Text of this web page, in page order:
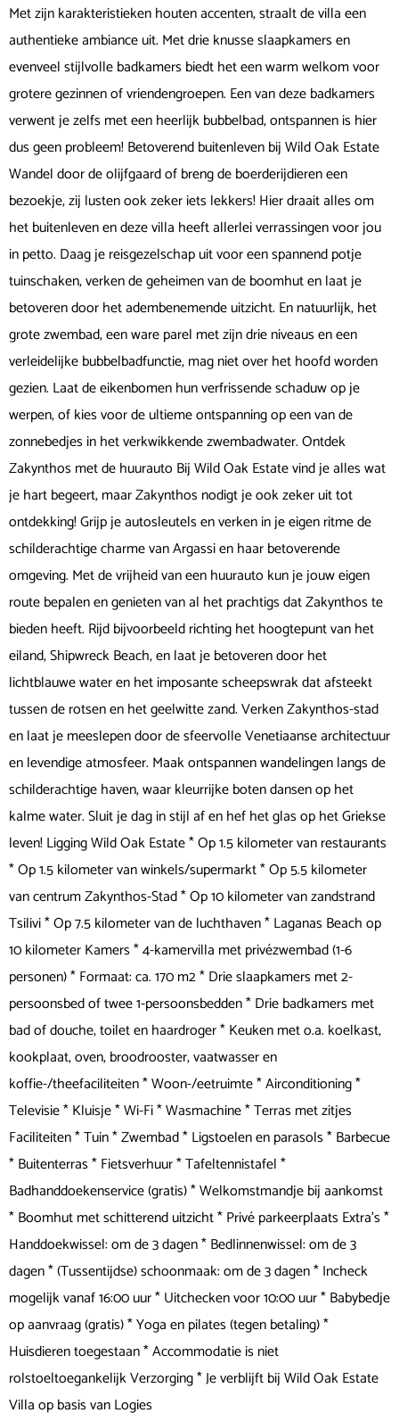
Met zijn karakteristieken houten accenten, straalt de villa een
authentieke ambiance uit. Met drie knusse slaapkamers en
evenveel stijlvolle badkamers biedt het een warm welkom voor
grotere gezinnen of vriendengroepen. Een van deze badkamers
verwent je zelfs met een heerlijk bubbelbad, ontspannen is hier
dus geen probleem! Betoverend buitenleven bij Wild Oak Estate
Wandel door de olijfgaard of breng de boerderijdieren een
bezoekje, zij lusten ook zeker iets lekkers! Hier draait alles om
het buitenleven en deze villa heeft allerlei verrassingen voor jou
in petto. Daag je reisgezelschap uit voor een spannend potje
tuinschaken, verken de geheimen van de boomhut en laat je
betoveren door het adembenemende uitzicht. En natuurlijk, het
grote zwembad, een ware parel met zijn drie niveaus en een
verleidelijke bubbelbadfunctie, mag niet over het hoofd worden
gezien. Laat de eikenbomen hun verfrissende schaduw op je
werpen, of kies voor de ultieme ontspanning op een van de
zonnebedjes in het verkwikkende zwembadwater. Ontdek
Zakynthos met de huurauto Bij Wild Oak Estate vind je alles wat
je hart begeert, maar Zakynthos nodigt je ook zeker uit tot
ontdekking! Grijp je autosleutels en verken in je eigen ritme de
schilderachtige charme van Argassi en haar betoverende
omgeving. Met de vrijheid van een huurauto kun je jouw eigen
route bepalen en genieten van al het prachtigs dat Zakynthos te
bieden heeft. Rijd bijvoorbeeld richting het hoogtepunt van het
eiland, Shipwreck Beach, en laat je betoveren door het
lichtblauwe water en het imposante scheepswrak dat afsteekt
tussen de rotsen en het geelwitte zand. Verken Zakynthos-stad
en laat je meeslepen door de sfeervolle Venetiaanse architectuur
en levendige atmosfeer. Maak ontspannen wandelingen langs de
schilderachtige haven, waar kleurrijke boten dansen op het
kalme water. Sluit je dag in stijl af en hef het glas op het Griekse
leven! Ligging Wild Oak Estate * Op 1.5 kilometer van restaurants
* Op 1.5 kilometer van winkels/supermarkt * Op 5.5 kilometer
van centrum Zakynthos-Stad * Op 10 kilometer van zandstrand
Tsilivi * Op 7.5 kilometer van de luchthaven * Laganas Beach op
10 kilometer Kamers * 4-kamervilla met privézwembad (1-6
personen) * Formaat: ca. 170 m2 * Drie slaapkamers met 2-
persoonsbed of twee 1-persoonsbedden * Drie badkamers met
bad of douche, toilet en haardroger * Keuken met o.a. koelkast,
kookplaat, oven, broodrooster, vaatwasser en
koffie-/theefaciliteiten * Woon-/eetruimte * Airconditioning *
Televisie * Kluisje * Wi-Fi * Wasmachine * Terras met zitjes
Faciliteiten * Tuin * Zwembad * Ligstoelen en parasols * Barbecue
* Buitenterras * Fietsverhuur * Tafeltennistafel *
Badhanddoekenservice (gratis) * Welkomstmandje bij aankomst
* Boomhut met schitterend uitzicht * Privé parkeerplaats Extra's *
Handdoekwissel: om de 3 dagen * Bedlinnenwissel: om de 3
dagen * (Tussentijdse) schoonmaak: om de 3 dagen * Incheck
mogelijk vanaf 16:00 uur * Uitchecken voor 10:00 uur * Babybedje
op aanvraag (gratis) * Yoga en pilates (tegen betaling) *
Huisdieren toegestaan * Accommodatie is niet
rolstoeltoegankelijk Verzorging * Je verblijft bij Wild Oak Estate
Villa op basis van Logies